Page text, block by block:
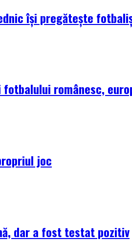
își pregătește
românesc,
joc
dar a fost testat pozitiv